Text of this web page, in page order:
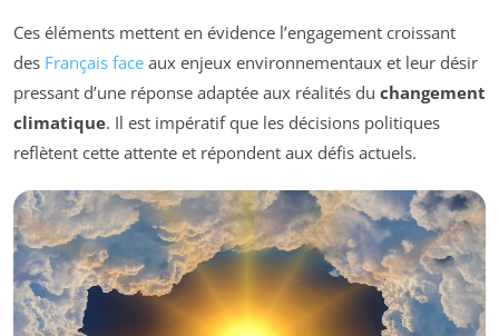
Ces éléments mettent en évidence l’engagement croissant
des Français face aux enjeux environnementaux et leur désir
pressant d’une réponse adaptée aux réalités du changement
climatique. Il est impératif que les décisions politiques
reflètent cette attente et répondent aux défis actuels.